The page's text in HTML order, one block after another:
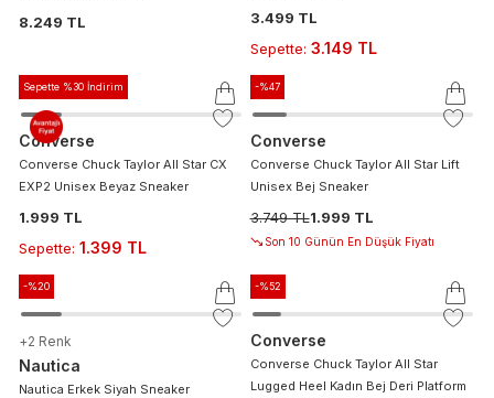
8.249 TL
3.499 TL
Sepette: 3.149 TL
Sepette %30 İndirim
Converse
Converse Chuck Taylor All Star CX
EXP2 Unisex Beyaz Sneaker
1.999 TL
Sepette: 1.399 TL
-%47
Converse
Converse Chuck Taylor All Star Lift
Unisex Bej Sneaker
3.749 TL1.999 TL
Son 10 Günün En Düşük Fiyatı
-%20
+2 Renk
Nautica
Nautica Erkek Siyah Sneaker
-%52
Converse
Converse Chuck Taylor All Star
Lugged Heel Kadın Bej Deri Platform